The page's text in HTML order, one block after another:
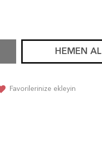
HEMEN AL
Favorilerinize ekleyin